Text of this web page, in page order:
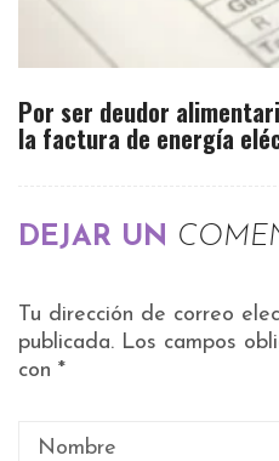
Por ser deudor
la factura de energía
DEJAR UN
Tu dirección de correo
publicada. Los campos
con *